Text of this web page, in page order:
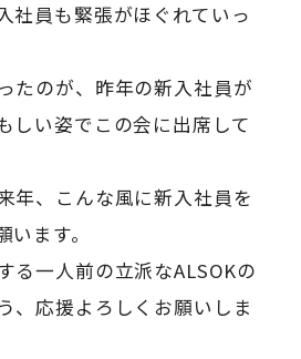
社員も緊張がほぐれていっ
たのが、昨年の新入社員が
しい姿でこの会に出席して
年、こんな風に新入社員を
ます。
る一人前の立派なALSOKの
、応援よろしくお願いしま